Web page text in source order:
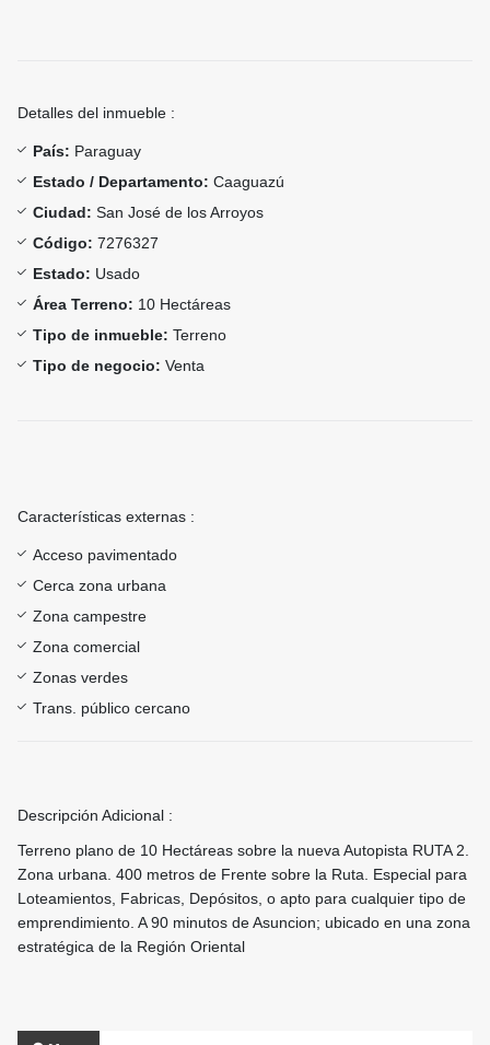
Detalles del inmueble :
País: Paraguay
Estado / Departamento: Caaguazú
Ciudad: San José de los Arroyos
Código: 7276327
Estado: Usado
Área Terreno: 10 Hectáreas
Tipo de inmueble: Terreno
Tipo de negocio: Venta
Características externas :
Acceso pavimentado
Cerca zona urbana
Zona campestre
Zona comercial
Zonas verdes
Trans. público cercano
Descripción Adicional :
Terreno plano de 10 Hectáreas sobre la nueva Autopista RUTA 2.
Zona urbana. 400 metros de Frente sobre la Ruta. Especial para
Loteamientos, Fabricas, Depósitos, o apto para cualquier tipo de
emprendimiento. A 90 minutos de Asuncion; ubicado en una zona
estratégica de la Región Oriental